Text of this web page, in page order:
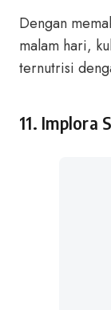
Dengan
malam hari,
ternutrisi
11. Implora